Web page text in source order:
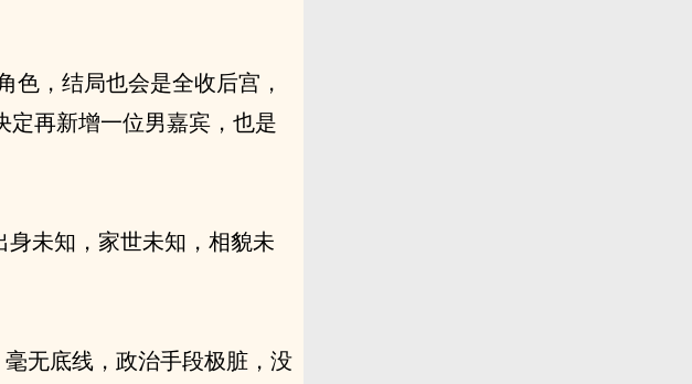
色，结局也会是全收后宫，
定再新增一位男嘉宾，也是
未知，家世未知，相貌未
无底线，政治手段极脏，没